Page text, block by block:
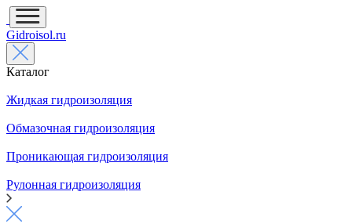
Gidroisol.ru
Каталог
Жидкая гидроизоляция
Обмазочная гидроизоляция
Проникающая гидроизоляция
Рулонная гидроизоляция